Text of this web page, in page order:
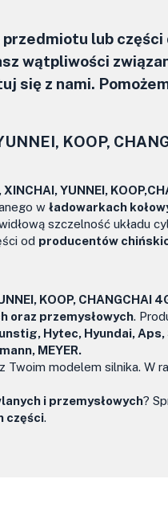
lub
wątpliwości
się z nami.
KOOP,
YUNNEI,
w ładowarkach
szczelność układu
od producentów
KOOP, CHANGCHAI
oraz przemysłowych.
Hytec, Hyundai,
MEYER.
modelem silnika. W
i przemysłowych?
części.